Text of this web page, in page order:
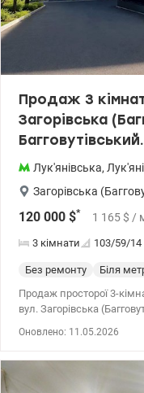
Львівська площа,
Найближчі станції
Продаж 3
Загорівська
Багговутівський.
Лук'янівська,
Загорівська
120 000 $* 1 165 $ /
3 кімнати 103/59/14
Без ремонту Біля
Продаж просторої 3-
вул. Загорівська
балкон із можливістю
будівельників: стяжка
Оновлено: 11.05.2026